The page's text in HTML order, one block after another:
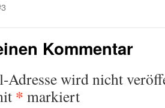
Kommentar
Adresse wird nicht
* markiert